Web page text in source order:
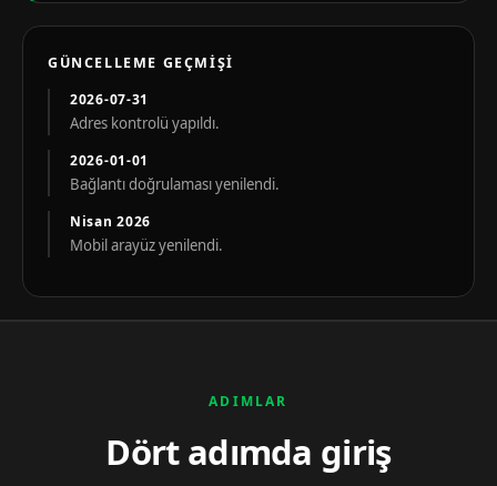
GÜNCELLEME GEÇMIŞI
2026-07-31
Adres kontrolü yapıldı.
2026-01-01
Bağlantı doğrulaması yenilendi.
Nisan 2026
Mobil arayüz yenilendi.
ADIMLAR
Dört adımda giriş